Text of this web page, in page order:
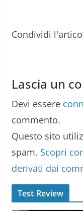
Condividi
Lascia un
Devi essere
commento.
Questo sito
spam. Scopri
derivati dai
Test Review